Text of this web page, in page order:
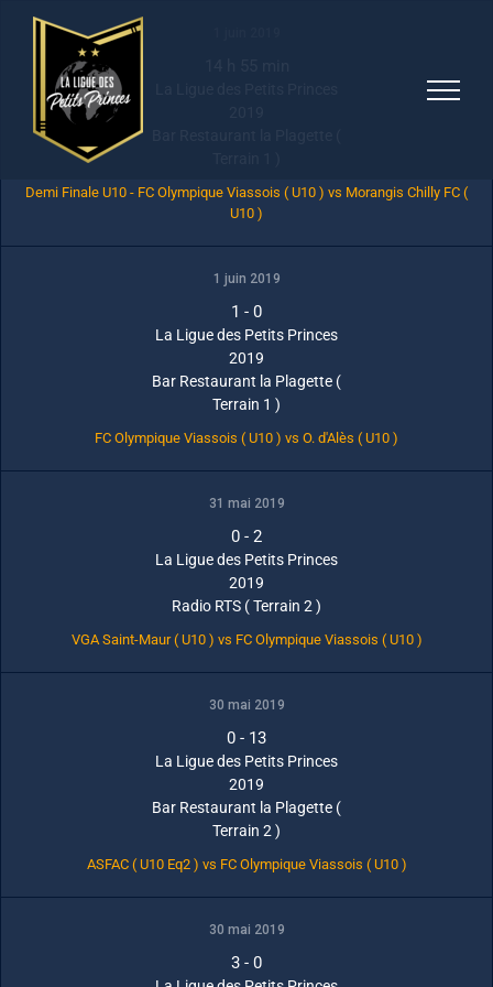
Skip
content
Demi Finale U10 - FC Olympique Viassois ( U10 ) vs Morangis Chilly FC (
U10 )
1 juin 2019
1 - 0
La Ligue des Petits Princes
2019
Bar Restaurant la Plagette (
Terrain 1 )
FC Olympique Viassois ( U10 ) vs O. d'Alès ( U10 )
31 mai 2019
0 - 2
La Ligue des Petits Princes
2019
Radio RTS ( Terrain 2 )
VGA Saint-Maur ( U10 ) vs FC Olympique Viassois ( U10 )
30 mai 2019
0 - 13
La Ligue des Petits Princes
2019
Bar Restaurant la Plagette (
Terrain 2 )
ASFAC ( U10 Eq2 ) vs FC Olympique Viassois ( U10 )
30 mai 2019
3 - 0